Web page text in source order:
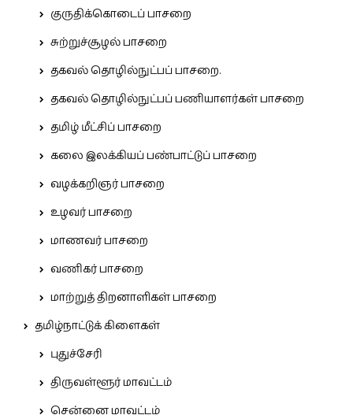
குருதிக்கொடைப் பாசறை
சுற்றுச்சூழல் பாசறை
தகவல் தொழில்நுட்பப் பாசறை.
தகவல் தொழில்நுட்பப் பணியாளர்கள் பாசறை
தமிழ் மீட்சிப் பாசறை
கலை இலக்கியப் பண்பாட்டுப் பாசறை
வழக்கறிஞர் பாசறை
உழவர் பாசறை
மாணவர் பாசறை
வணிகர் பாசறை
மாற்றுத் திறனாளிகள் பாசறை
தமிழ்நாட்டுக் கிளைகள்
புதுச்சேரி
திருவள்ளூர் மாவட்டம்
சென்னை மாவட்டம்